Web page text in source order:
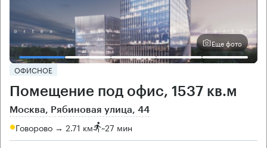
Еще фото
ОФИСНОЕ
Помещение под офис, 1537 кв.м
Москва, Рябиновая улица, 44
Говорово → 2.71 км ~27 мин